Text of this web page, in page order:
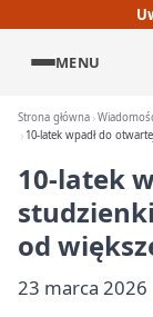
MENU
Strona główna
10-latek wpadł do
10-latek
od
23 marca 2026